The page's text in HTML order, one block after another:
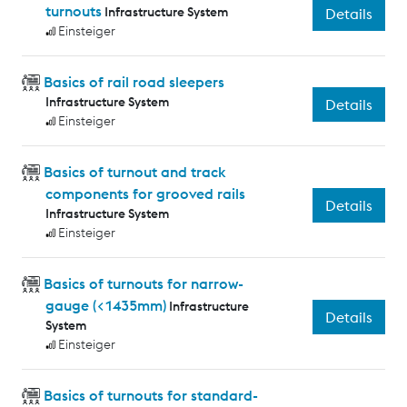
turnouts Infrastructure System
Einsteiger
Details
Basics of rail road sleepers
Infrastructure System
Einsteiger
Details
Basics of turnout and track
components for grooved rails
Infrastructure System
Einsteiger
Details
Basics of turnouts for narrow-
gauge (<1435mm) Infrastructure
System
Einsteiger
Details
Basics of turnouts for standard-